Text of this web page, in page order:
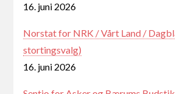
16. juni 2026
Norstat for NRK / Vårt Land /
stortingsvalg)
16. juni 2026